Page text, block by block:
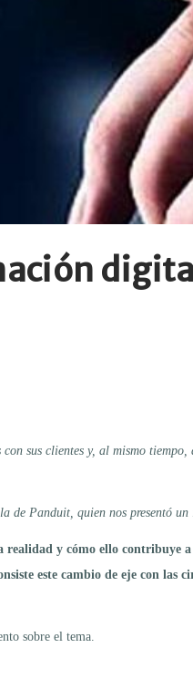
sus clientes y, al mismo tiempo,
de Panduit, quien nos presentó un
realidad y cómo ello contribuye
este cambio de eje con las
sobre el tema.